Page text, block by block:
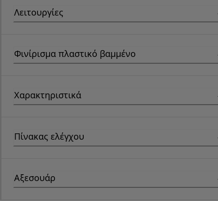
Λειτουργίες
Φινίρισμα πλαστικό βαμμένο
Χαρακτηριστικά
Πίνακας ελέγχου
Αξεσουάρ